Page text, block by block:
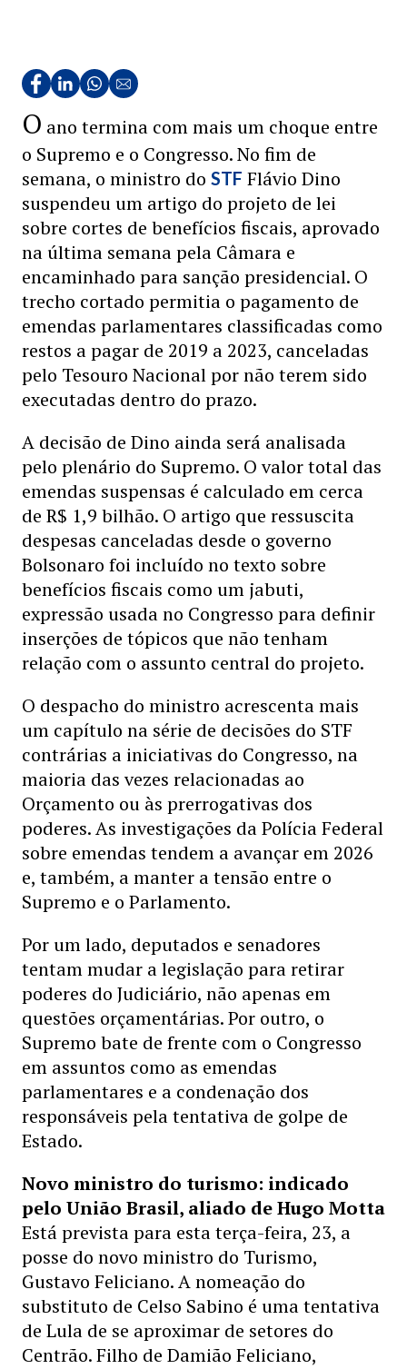
O ano termina com mais um choque entre
o Supremo e o Congresso. No fim de
semana, o ministro do STF Flávio Dino
suspendeu um artigo do projeto de lei
sobre cortes de benefícios fiscais, aprovado
na última semana pela Câmara e
encaminhado para sanção presidencial. O
trecho cortado permitia o pagamento de
emendas parlamentares classificadas como
restos a pagar de 2019 a 2023, canceladas
pelo Tesouro Nacional por não terem sido
executadas dentro do prazo.
A decisão de Dino ainda será analisada
pelo plenário do Supremo. O valor total das
emendas suspensas é calculado em cerca
de R$ 1,9 bilhão. O artigo que ressuscita
despesas canceladas desde o governo
Bolsonaro foi incluído no texto sobre
benefícios fiscais como um jabuti,
expressão usada no Congresso para definir
inserções de tópicos que não tenham
relação com o assunto central do projeto.
O despacho do ministro acrescenta mais
um capítulo na série de decisões do STF
contrárias a iniciativas do Congresso, na
maioria das vezes relacionadas ao
Orçamento ou às prerrogativas dos
poderes. As investigações da Polícia Federal
sobre emendas tendem a avançar em 2026
e, também, a manter a tensão entre o
Supremo e o Parlamento.
Por um lado, deputados e senadores
tentam mudar a legislação para retirar
poderes do Judiciário, não apenas em
questões orçamentárias. Por outro, o
Supremo bate de frente com o Congresso
em assuntos como as emendas
parlamentares e a condenação dos
responsáveis pela tentativa de golpe de
Estado.
Novo ministro do turismo: indicado
pelo União Brasil, aliado de Hugo Motta
Está prevista para esta terça-feira, 23, a
posse do novo ministro do Turismo,
Gustavo Feliciano. A nomeação do
substituto de Celso Sabino é uma tentativa
de Lula de se aproximar de setores do
Centrão. Filho de Damião Feliciano,